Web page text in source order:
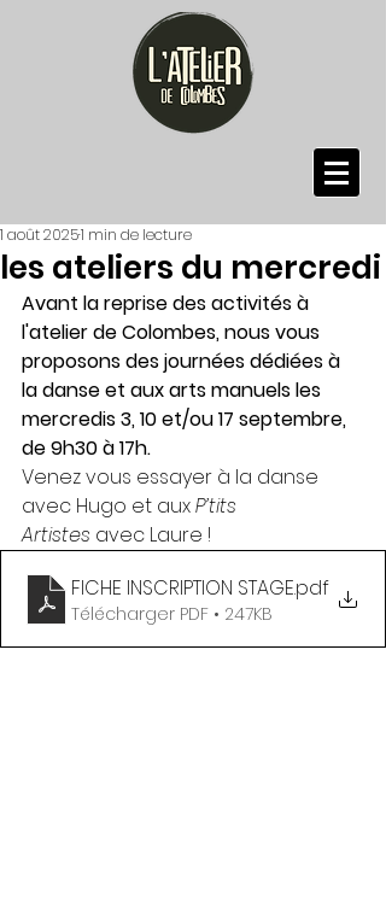
les ateliers du mercredi
1 août 20251 min de lecture
Avant la reprise des activités à
l'atelier de Colombes, nous vous
proposons des journées dédiées à
la danse et aux arts manuels les
mercredis 3, 10 et/ou 17 septembre,
de 9h30 à 17h.
Venez vous essayer à la danse
avec Hugo et aux P’tits
Artistes avec Laure !
FICHE INSCRIPTION STAGE.pdf
Télécharger PDF • 247KB